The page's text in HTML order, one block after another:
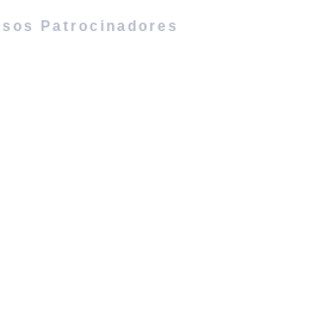
Patrocinadores